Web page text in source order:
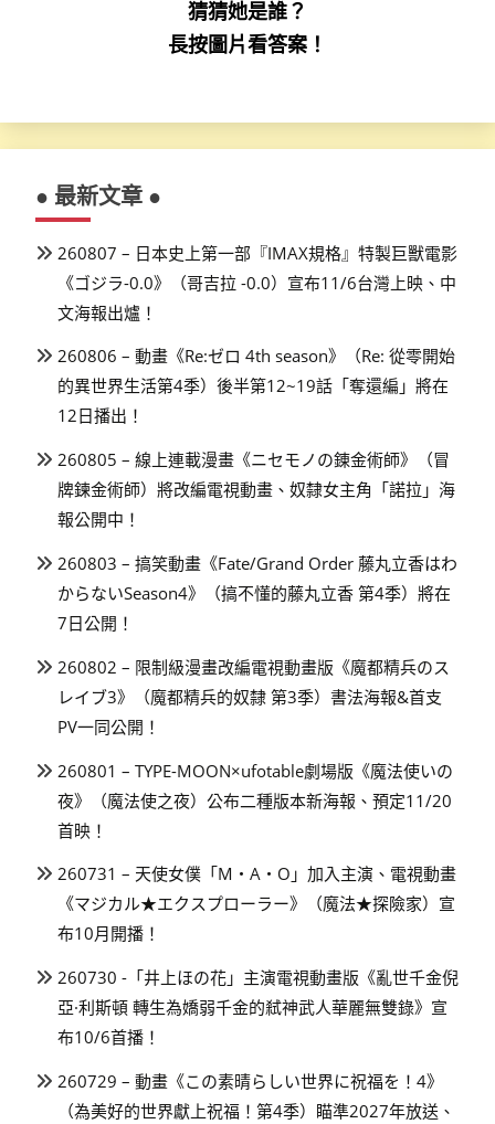
猜猜她是誰？
長按圖片看答案！
● 最新文章 ●
260807 – 日本史上第一部『IMAX規格』特製巨獸電影
《ゴジラ-0.0》（哥吉拉 -0.0）宣布11/6台灣上映、中
文海報出爐！
260806 – 動畫《Re:ゼロ 4th season》（Re: 從零開始
的異世界生活第4季）後半第12~19話「奪還編」將在
12日播出！
260805 – 線上連載漫畫《ニセモノの錬金術師》（冒
牌鍊金術師）將改編電視動畫、奴隸女主角「諾拉」海
報公開中！
260803 – 搞笑動畫《Fate/Grand Order 藤丸立香はわ
からないSeason4》（搞不懂的藤丸立香 第4季）將在
7日公開！
260802 – 限制級漫畫改編電視動畫版《魔都精兵のス
レイブ3》（魔都精兵的奴隸 第3季）書法海報&首支
PV一同公開！
260801 – TYPE-MOON×ufotable劇場版《魔法使いの
夜》（魔法使之夜）公布二種版本新海報、預定11/20
首映！
260731 – 天使女僕「M・A・O」加入主演、電視動畫
《マジカル★エクスプローラー》（魔法★探險家）宣
布10月開播！
260730 -「井上ほの花」主演電視動畫版《亂世千金倪
亞·利斯頓 轉生為嬌弱千金的弒神武人華麗無雙錄》宣
布10/6首播！
260729 – 動畫《この素晴らしい世界に祝福を！4》
（為美好的世界獻上祝福！第4季）瞄準2027年放送、